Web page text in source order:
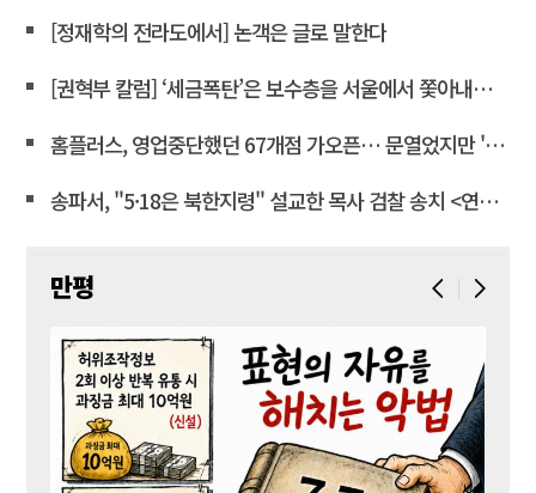
[정재학의 전라도에서] 논객은 글로 말한다
[권혁부 칼럼] ‘세금폭탄’은 보수층을 서울에서 쫓아내려는 계획
홈플러스, 영업중단했던 67개점 가오픈… 문열었지만 '텅빈 매대'
송파서, "5·18은 북한지령" 설교한 목사 검찰 송치 <연합뉴스>
만평